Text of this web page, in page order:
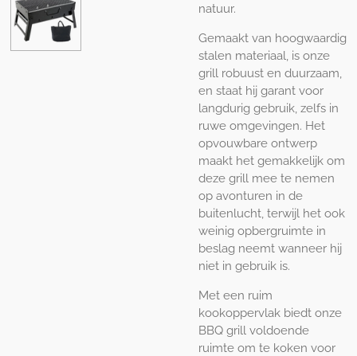
natuur.
Gemaakt van hoogwaardig
stalen materiaal, is onze
grill robuust en duurzaam,
en staat hij garant voor
langdurig gebruik, zelfs in
ruwe omgevingen. Het
opvouwbare ontwerp
maakt het gemakkelijk om
deze grill mee te nemen
op avonturen in de
buitenlucht, terwijl het ook
weinig opbergruimte in
beslag neemt wanneer hij
niet in gebruik is.
Met een ruim
kookoppervlak biedt onze
BBQ grill voldoende
ruimte om te koken voor